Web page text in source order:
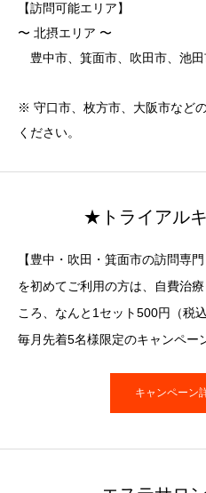
【訪問可能エリア】
〜 北摂エリア 〜
豊中市、箕面市、吹田市、池
※ 守口市、枚方市、大阪市など
ください。
★トライアル
【豊中・吹田・箕面市の訪問専
を初めてご利用の方は、自費治
ころ、なんと1セット500円（税
毎月先着5名様限定のキャンペー
キャンペーン